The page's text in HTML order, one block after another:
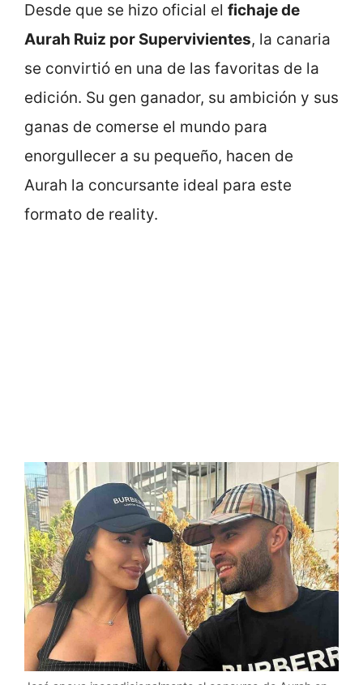
Desde que se hizo oficial el fichaje de
Aurah Ruiz por Supervivientes, la canaria
se convirtió en una de las favoritas de la
edición. Su gen ganador, su ambición y sus
ganas de comerse el mundo para
enorgullecer a su pequeño, hacen de
Aurah la concursante ideal para este
formato de reality.